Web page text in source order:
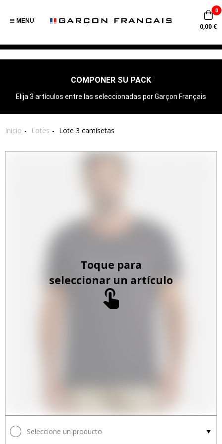
MENU
0
0,00 €
COMPONER SU PACK
Elija 3 artículos entre las seleccionadas por Garçon Français
Inicio Lotes Lote 3 camisetas
Toque para
seleccionar un artículo
Seleccione un producto